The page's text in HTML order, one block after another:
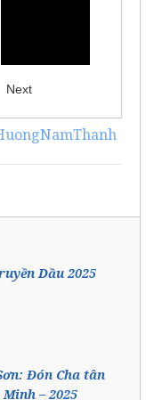
Next
Dầu 2025
Đón Cha tân
– 2025